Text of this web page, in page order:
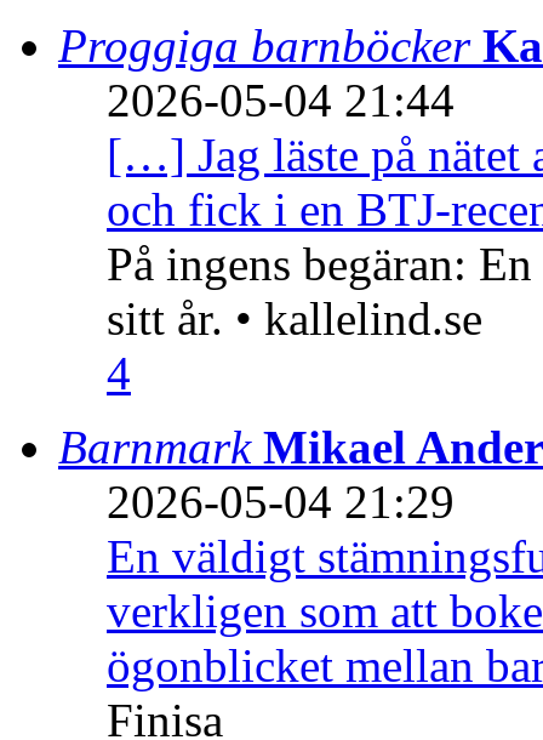
Proggiga barnböcker
2026-05-04 21:44
[…] Jag läste på nätet
och fick i en BTJ-
På ingens begäran:
sitt år. • kallelind.se
4
Barnmark Mikael
2026-05-04 21:29
En väldigt
verkligen som att
ögonblicket mellan
Finisa